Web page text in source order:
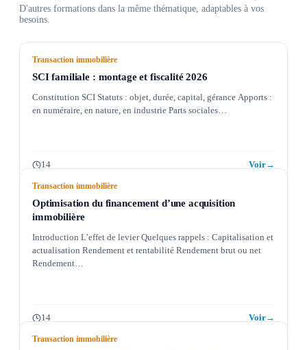
D'autres formations dans la même thématique, adaptables à vos
besoins.
Transaction immobilière
SCI familiale : montage et fiscalité 2026
Constitution SCI Statuts : objet, durée, capital, gérance Apports :
en numéraire, en nature, en industrie Parts sociales…
14 Voir→
Transaction immobilière
Optimisation du financement d’une acquisition
immobilière
Introduction L’effet de levier Quelques rappels : Capitalisation et
actualisation Rendement et rentabilité Rendement brut ou net
Rendement…
14 Voir→
Transaction immobilière